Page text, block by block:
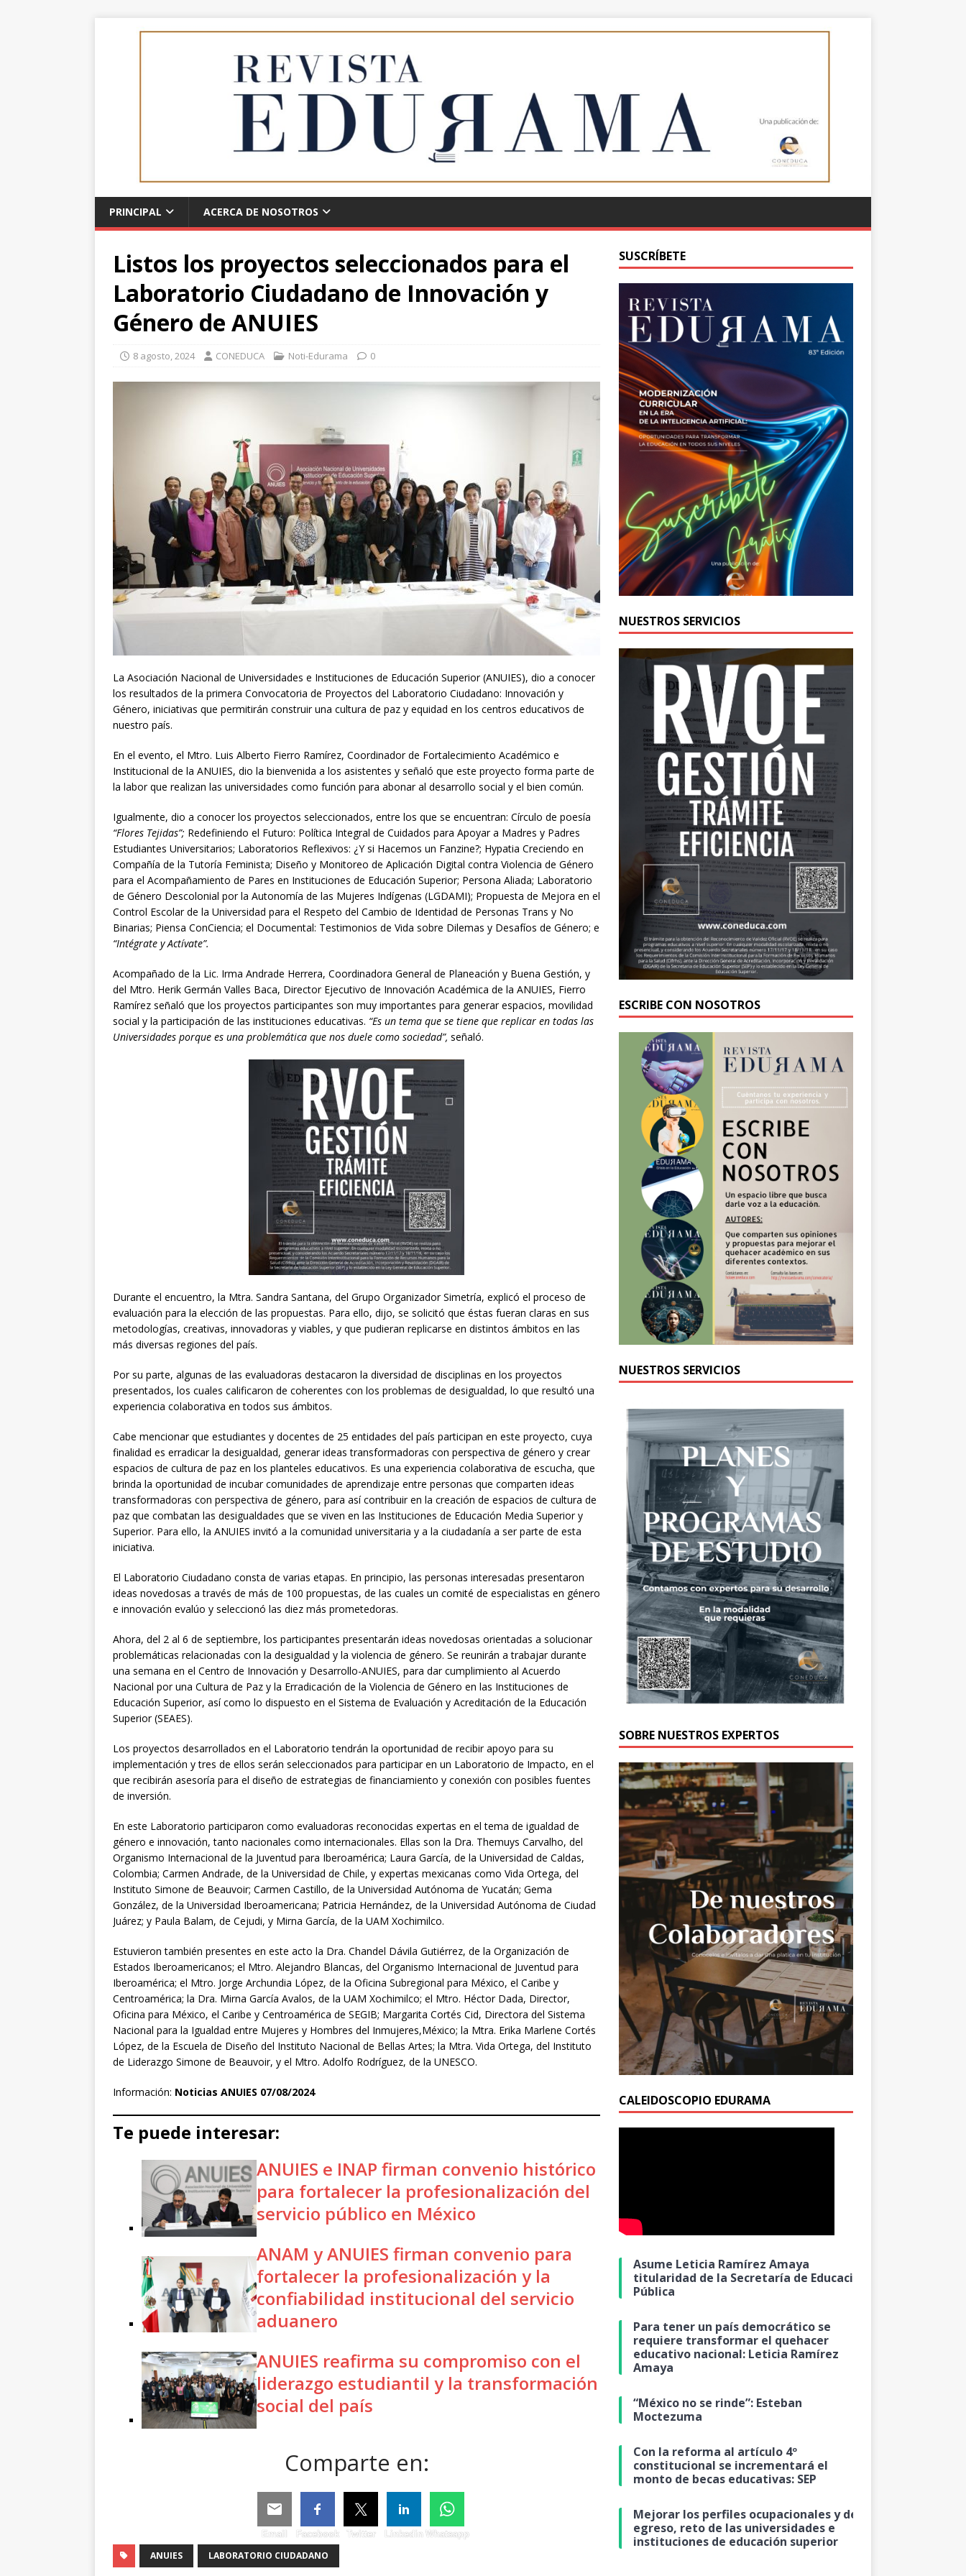
PRINCIPAL ACERCA DE NOSOTROS
Listos los proyectos seleccionados para el
Laboratorio Ciudadano de Innovación y
Género de ANUIES
8 agosto, 2024 CONEDUCA Noti-Edurama 0
La Asociación Nacional de Universidades e Instituciones de Educación Superior (ANUIES), dio a conocer
los resultados de la primera Convocatoria de Proyectos del Laboratorio Ciudadano: Innovación y
Género, iniciativas que permitirán construir una cultura de paz y equidad en los centros educativos de
nuestro país.
En el evento, el Mtro. Luis Alberto Fierro Ramírez, Coordinador de Fortalecimiento Académico e
Institucional de la ANUIES, dio la bienvenida a los asistentes y señaló que este proyecto forma parte de
la labor que realizan las universidades como función para abonar al desarrollo social y el bien común.
Igualmente, dio a conocer los proyectos seleccionados, entre los que se encuentran: Círculo de poesía
“Flores Tejidas”; Redefiniendo el Futuro: Política Integral de Cuidados para Apoyar a Madres y Padres
Estudiantes Universitarios; Laboratorios Reflexivos: ¿Y si Hacemos un Fanzine?; Hypatia Creciendo en
Compañía de la Tutoría Feminista; Diseño y Monitoreo de Aplicación Digital contra Violencia de Género
para el Acompañamiento de Pares en Instituciones de Educación Superior; Persona Aliada; Laboratorio
de Género Descolonial por la Autonomía de las Mujeres Indígenas (LGDAMI); Propuesta de Mejora en el
Control Escolar de la Universidad para el Respeto del Cambio de Identidad de Personas Trans y No
Binarias; Piensa ConCiencia; el Documental: Testimonios de Vida sobre Dilemas y Desafíos de Género; e
“Intégrate y Actívate”.
Acompañado de la Lic. Irma Andrade Herrera, Coordinadora General de Planeación y Buena Gestión, y
del Mtro. Herik Germán Valles Baca, Director Ejecutivo de Innovación Académica de la ANUIES, Fierro
Ramírez señaló que los proyectos participantes son muy importantes para generar espacios, movilidad
social y la participación de las instituciones educativas. “Es un tema que se tiene que replicar en todas las
Universidades porque es una problemática que nos duele como sociedad”, señaló.
Durante el encuentro, la Mtra. Sandra Santana, del Grupo Organizador Simetría, explicó el proceso de
evaluación para la elección de las propuestas. Para ello, dijo, se solicitó que éstas fueran claras en sus
metodologías, creativas, innovadoras y viables, y que pudieran replicarse en distintos ámbitos en las
más diversas regiones del país.
Por su parte, algunas de las evaluadoras destacaron la diversidad de disciplinas en los proyectos
presentados, los cuales calificaron de coherentes con los problemas de desigualdad, lo que resultó una
experiencia colaborativa en todos sus ámbitos.
Cabe mencionar que estudiantes y docentes de 25 entidades del país participan en este proyecto, cuya
finalidad es erradicar la desigualdad, generar ideas transformadoras con perspectiva de género y crear
espacios de cultura de paz en los planteles educativos. Es una experiencia colaborativa de escucha, que
brinda la oportunidad de incubar comunidades de aprendizaje entre personas que comparten ideas
transformadoras con perspectiva de género, para así contribuir en la creación de espacios de cultura de
paz que combatan las desigualdades que se viven en las Instituciones de Educación Media Superior y
Superior. Para ello, la ANUIES invitó a la comunidad universitaria y a la ciudadanía a ser parte de esta
iniciativa.
El Laboratorio Ciudadano consta de varias etapas. En principio, las personas interesadas presentaron
ideas novedosas a través de más de 100 propuestas, de las cuales un comité de especialistas en género
e innovación evalúo y seleccionó las diez más prometedoras.
Ahora, del 2 al 6 de septiembre, los participantes presentarán ideas novedosas orientadas a solucionar
problemáticas relacionadas con la desigualdad y la violencia de género. Se reunirán a trabajar durante
una semana en el Centro de Innovación y Desarrollo-ANUIES, para dar cumplimiento al Acuerdo
Nacional por una Cultura de Paz y la Erradicación de la Violencia de Género en las Instituciones de
Educación Superior, así como lo dispuesto en el Sistema de Evaluación y Acreditación de la Educación
Superior (SEAES).
Los proyectos desarrollados en el Laboratorio tendrán la oportunidad de recibir apoyo para su
implementación y tres de ellos serán seleccionados para participar en un Laboratorio de Impacto, en el
que recibirán asesoría para el diseño de estrategias de financiamiento y conexión con posibles fuentes
de inversión.
En este Laboratorio participaron como evaluadoras reconocidas expertas en el tema de igualdad de
género e innovación, tanto nacionales como internacionales. Ellas son la Dra. Themuys Carvalho, del
Organismo Internacional de la Juventud para Iberoamérica; Laura García, de la Universidad de Caldas,
Colombia; Carmen Andrade, de la Universidad de Chile, y expertas mexicanas como Vida Ortega, del
Instituto Simone de Beauvoir; Carmen Castillo, de la Universidad Autónoma de Yucatán; Gema
González, de la Universidad Iberoamericana; Patricia Hernández, de la Universidad Autónoma de Ciudad
Juárez; y Paula Balam, de Cejudi, y Mirna García, de la UAM Xochimilco.
Estuvieron también presentes en este acto la Dra. Chandel Dávila Gutiérrez, de la Organización de
Estados Iberoamericanos; el Mtro. Alejandro Blancas, del Organismo Internacional de Juventud para
Iberoamérica; el Mtro. Jorge Archundia López, de la Oficina Subregional para México, el Caribe y
Centroamérica; la Dra. Mirna García Avalos, de la UAM Xochimilco; el Mtro. Héctor Dada, Director,
Oficina para México, el Caribe y Centroamérica de SEGIB; Margarita Cortés Cid, Directora del Sistema
Nacional para la Igualdad entre Mujeres y Hombres del Inmujeres,México; la Mtra. Erika Marlene Cortés
López, de la Escuela de Diseño del Instituto Nacional de Bellas Artes; la Mtra. Vida Ortega, del Instituto
de Liderazgo Simone de Beauvoir, y el Mtro. Adolfo Rodríguez, de la UNESCO.
Información: Noticias ANUIES 07/08/2024
Te puede interesar:
ANUIES e INAP firman convenio histórico
para fortalecer la profesionalización del
servicio público en México
ANAM y ANUIES firman convenio para
fortalecer la profesionalización y la
confiabilidad institucional del servicio
aduanero
ANUIES reafirma su compromiso con el
liderazgo estudiantil y la transformación
social del país
Comparte en:
Email Facebook Twitter Linkedin Whatsapp
ANUIES LABORATORIO CIUDADANO
SUSCRÍBETE
NUESTROS SERVICIOS
ESCRIBE CON NOSOTROS
NUESTROS SERVICIOS
SOBRE NUESTROS EXPERTOS
CALEIDOSCOPIO EDURAMA
Asume Leticia Ramírez Amaya
titularidad de la Secretaría de Educación
Pública
Para tener un país democrático se
requiere transformar el quehacer
educativo nacional: Leticia Ramírez
Amaya
“México no se rinde”: Esteban
Moctezuma
Con la reforma al artículo 4º
constitucional se incrementará el
monto de becas educativas: SEP
Mejorar los perfiles ocupacionales y de
egreso, reto de las universidades e
instituciones de educación superior